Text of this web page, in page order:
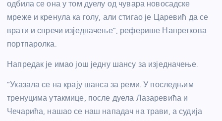
одбила се она у том дуелу од чувара новосадске
мреже и кренула ка голу, али стигао је Царевић да се
врати и спречи изједначење”, реферише Напреткова
портпаролка.
Напредак је имао још једну шансу за изједначење.
“Указала се на крају шанса за реми. У последњим
тренуцима утакмице, после дуела Лазаревића и
Чечарића, нашао се наш нападач на трави, а судија